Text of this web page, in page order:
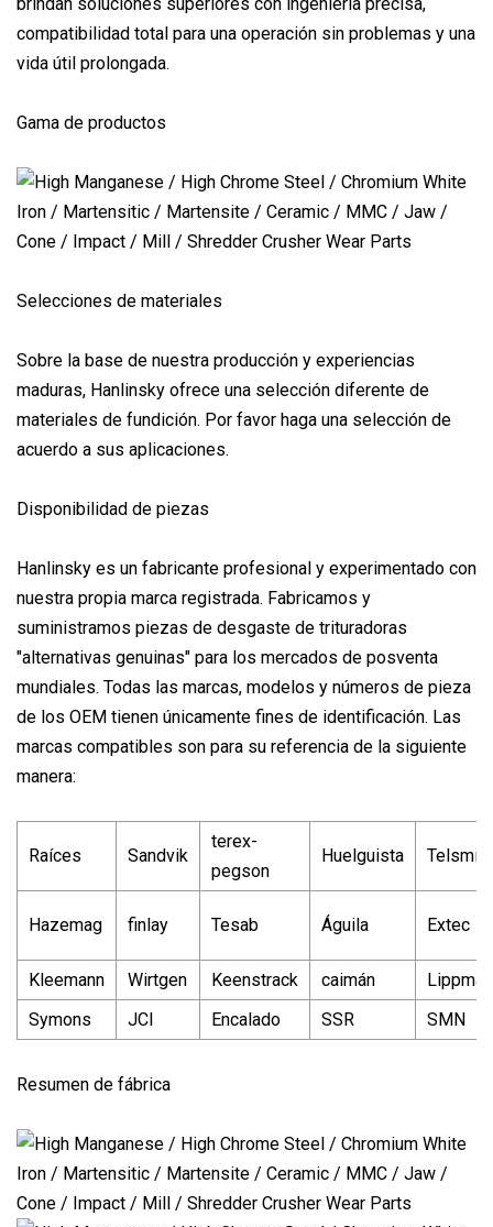
compatibilidad total para una operación sin problemas y una
vida útil prolongada.
Gama de productos
Selecciones de materiales
Sobre la base de nuestra producción y experiencias
maduras, Hanlinsky ofrece una selección diferente de
materiales de fundición. Por favor haga una selección de
acuerdo a sus aplicaciones.
Disponibilidad de piezas
Hanlinsky es un fabricante profesional y experimentado con
nuestra propia marca registrada. Fabricamos y
suministramos piezas de desgaste de trituradoras
"alternativas genuinas" para los mercados de posventa
mundiales. Todas las marcas, modelos y números de pieza
de los OEM tienen únicamente fines de identificación. Las
marcas compatibles son para su referencia de la siguiente
manera:
Raíces Sandvik
terex-
pegson
Huelguista Telsmith
Hazemag finlay Tesab Águila Extec
Kleemann Wirtgen Keenstrack caimán
Symons
JCI Encalado SSR SMN
Resumen de fábrica